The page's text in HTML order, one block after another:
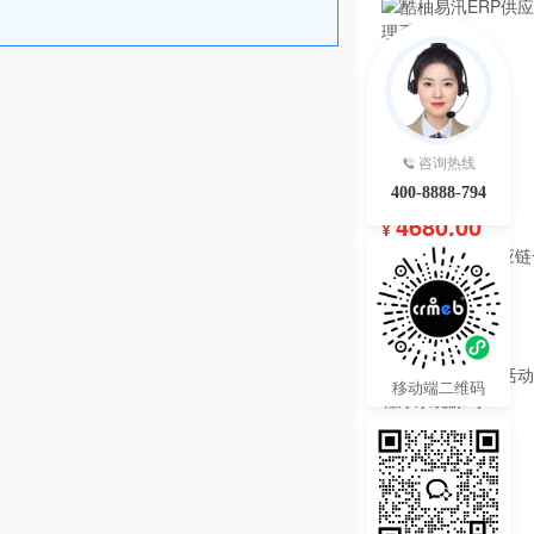
¥ 4680.00
酷柚易汛ERP供应
系统
热度 38
咨询热线
400-8888-794
移动端二维码